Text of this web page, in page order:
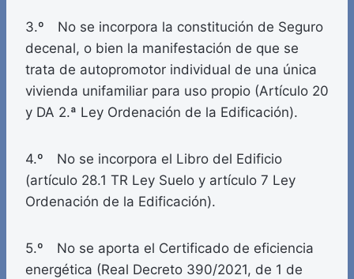
3.º No se incorpora la constitución de Seguro
decenal, o bien la manifestación de que se
trata de autopromotor individual de una única
vivienda unifamiliar para uso propio (Artículo 20
y DA 2.ª Ley Ordenación de la Edificación).
4.º No se incorpora el Libro del Edificio
(artículo 28.1 TR Ley Suelo y artículo 7 Ley
Ordenación de la Edificación).
5.º No se aporta el Certificado de eficiencia
energética (Real Decreto 390/2021, de 1 de